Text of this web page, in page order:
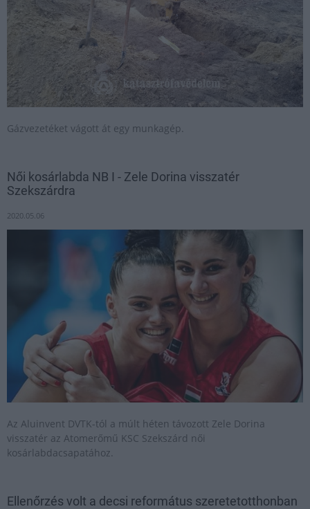
Gázvezetéket vágott át egy munkagép.
Női kosárlabda NB I - Zele Dorina visszatér
Szekszárdra
2020.05.06
Az Aluinvent DVTK-tól a múlt héten távozott Zele Dorina
visszatér az Atomerőmű KSC Szekszárd női
kosárlabdacsapatához.
Ellenőrzés volt a decsi református szeretetotthonban